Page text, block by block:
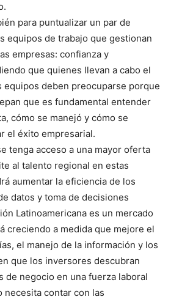
para puntualizar un par de
equipos de trabajo que gestionan
empresas: confianza y
que quienes llevan a cabo el
equipos deben preocuparse porque
que es fundamental entender
cómo se manejó y cómo se
el éxito empresarial.
tenga acceso a una mayor oferta
al talento regional en estas
aumentar la eficiencia de los
datos y toma de decisiones
Latinoamericana es un mercado
creciendo a medida que mejore el
el manejo de la información y los
que los inversores descubran
de negocio en una fuerza laboral
necesita contar con las